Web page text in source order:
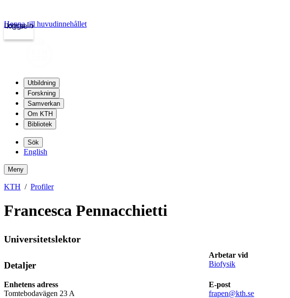
kth.se
Logga in
Hoppa till huvudinnehållet
Utbildning
Forskning
Samverkan
Om KTH
Bibliotek
Sök
English
Meny
KTH Profiler
Francesca Pennacchietti
Universitetslektor
Detaljer
Arbetar vid
Biofysik
Enhetens adress
Tomtebodavägen 23 A
E-post
frapen@kth.se